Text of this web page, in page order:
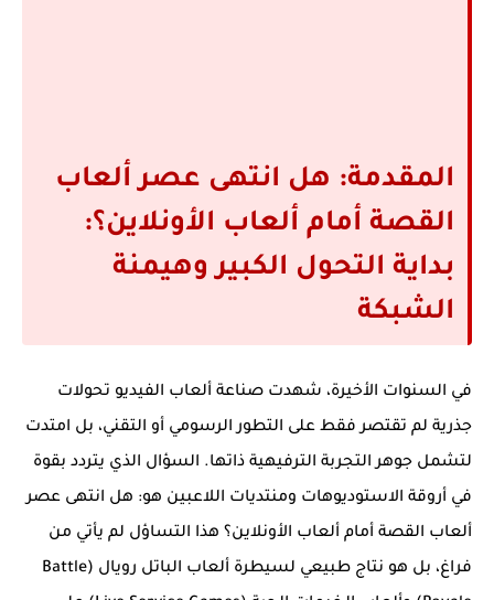
المقدمة: هل انتهى عصر ألعاب
القصة أمام ألعاب الأونلاين؟:
بداية التحول الكبير وهيمنة
الشبكة
في السنوات الأخيرة، شهدت صناعة ألعاب الفيديو تحولات
جذرية لم تقتصر فقط على التطور الرسومي أو التقني، بل امتدت
لتشمل جوهر التجربة الترفيهية ذاتها. السؤال الذي يتردد بقوة
في أروقة الاستوديوهات ومنتديات اللاعبين هو: هل انتهى عصر
ألعاب القصة أمام ألعاب الأونلاين؟ هذا التساؤل لم يأتي من
فراغ، بل هو نتاج طبيعي لسيطرة ألعاب الباتل رويال (Battle